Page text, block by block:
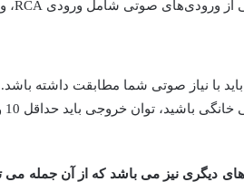
با نیاز صوتی شما مطابقت داشته
دیگری نیز می باشد که از آن جمله می